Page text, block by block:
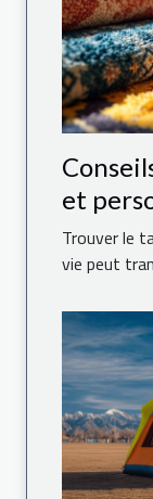
et
parfait
Trouver le
vie peut